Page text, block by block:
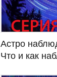
Астро
Что и как